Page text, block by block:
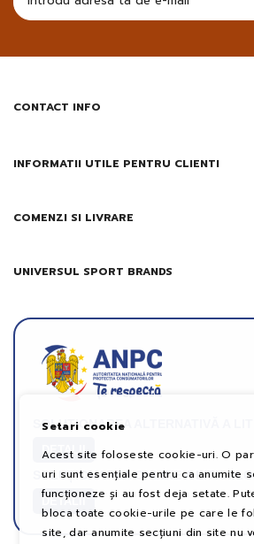
primesc
informatii
CONTACT INFO
INFORMATII UTILE PENTRU CLIENTI
COMENZI SI LIVRARE
UNIVERSUL SPORT BRANDS
SOLUȚIONAREA ALTERNATIVĂ A
DETALII
SOLUȚIONAREA ONLINE A
DETALII
Setari cookie
Acest site foloseste cookie-uri. O
uri sunt esențiale pentru ca anumite
funcționeze și au fost deja setate.
bloca toate cookie-urile pe care le
site, dar anumite secțiuni din site nu